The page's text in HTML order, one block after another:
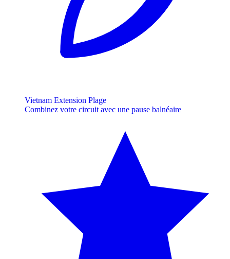
Vietnam Extension Plage
Combinez votre circuit avec une pause balnéaire